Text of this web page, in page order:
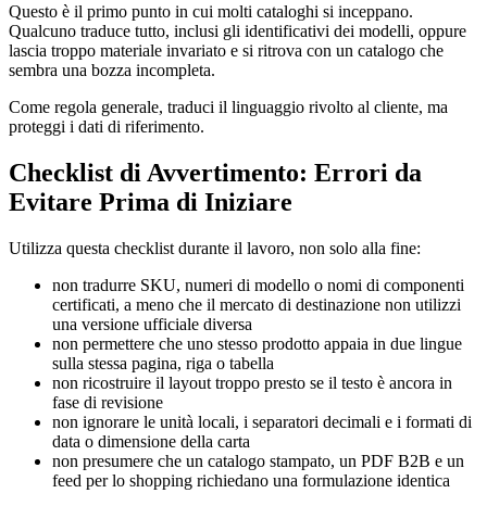
Questo è il primo punto in cui molti cataloghi si inceppano.
Qualcuno traduce tutto, inclusi gli identificativi dei modelli, oppure
lascia troppo materiale invariato e si ritrova con un catalogo che
sembra una bozza incompleta.
Come regola generale, traduci il linguaggio rivolto al cliente, ma
proteggi i dati di riferimento.
Checklist di Avvertimento: Errori da
Evitare Prima di Iniziare
Utilizza questa checklist durante il lavoro, non solo alla fine:
non tradurre SKU, numeri di modello o nomi di componenti
certificati, a meno che il mercato di destinazione non utilizzi
una versione ufficiale diversa
non permettere che uno stesso prodotto appaia in due lingue
sulla stessa pagina, riga o tabella
non ricostruire il layout troppo presto se il testo è ancora in
fase di revisione
non ignorare le unità locali, i separatori decimali e i formati di
data o dimensione della carta
non presumere che un catalogo stampato, un PDF B2B e un
feed per lo shopping richiedano una formulazione identica